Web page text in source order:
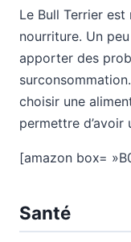
Le Bull Terrier
nourriture. Un
apporter des
choisir une
permettre d’avoir
[amazon box=
Santé